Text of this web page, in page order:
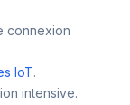
connexion
IoT.
intensive.